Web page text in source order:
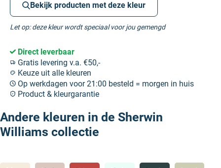
Bekijk producten met deze kleur
Let op: deze kleur wordt speciaal voor jou gemengd
Direct leverbaar
Gratis levering v.a. €50,-
Keuze uit alle kleuren
Op werkdagen voor 21:00 besteld = morgen in huis
Product & kleurgarantie
Andere kleuren in de Sherwin
Williams collectie